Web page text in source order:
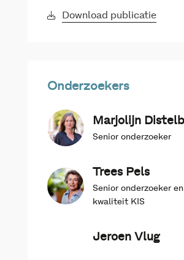
Download publicatie
Onderzoekers
Marjolijn
Senior onderzoeker
Trees Pels
Senior onderzoeker
kwaliteit KIS
Jeroen Vlug